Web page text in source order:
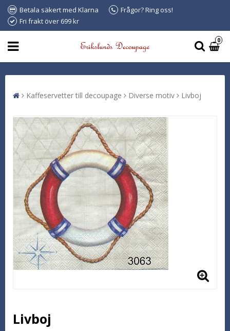
Betala säkert med Klarna
Frågor? Ring oss!
Fri frakt över 699 kr
0
Kaffeservetter till decoupage Diverse motiv Livboj
Livboj